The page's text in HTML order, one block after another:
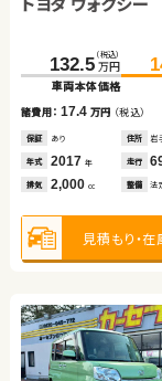
132.5 （税込）
万円
車両本体価格
諸費用：17.4 万円 （税込）
保証 あり 住所 岩
年式 2017 年 走行
排気 2,000 cc 整備 法
見積もり・
79.7 （税込）
万円
車両本体価格
諸費用：5.8万円（税込）
保証 なし 住所 岡
年式 2014 年 走行
排気 2,000 cc 整備 法
見積もり・
トヨタ アクア
49.4万円
車両本体価格
諸費用：11.0万円 （税込）
保証 あり 住所 埼
排気 1,500cc 整備 法